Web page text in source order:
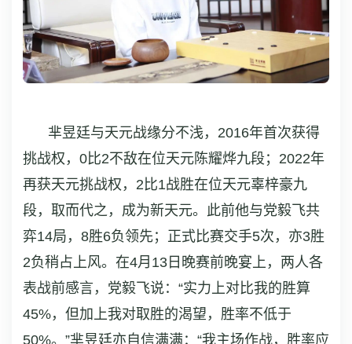
芈昱廷与天元战缘分不浅，2016年首次获得
挑战权，0比2不敌在位天元陈耀烨九段；2022年
再获天元挑战权，2比1战胜在位天元辜梓豪九
段，取而代之，成为新天元。此前他与党毅飞共
弈14局，8胜6负领先；正式比赛交手5次，亦3胜
2负稍占上风。在4月13日晚赛前晚宴上，两人各
表战前感言，党毅飞说：“实力上对比我的胜算
45%，但加上我对取胜的渴望，胜率不低于
50%。”芈昱廷亦自信满满：“我主场作战，胜率应